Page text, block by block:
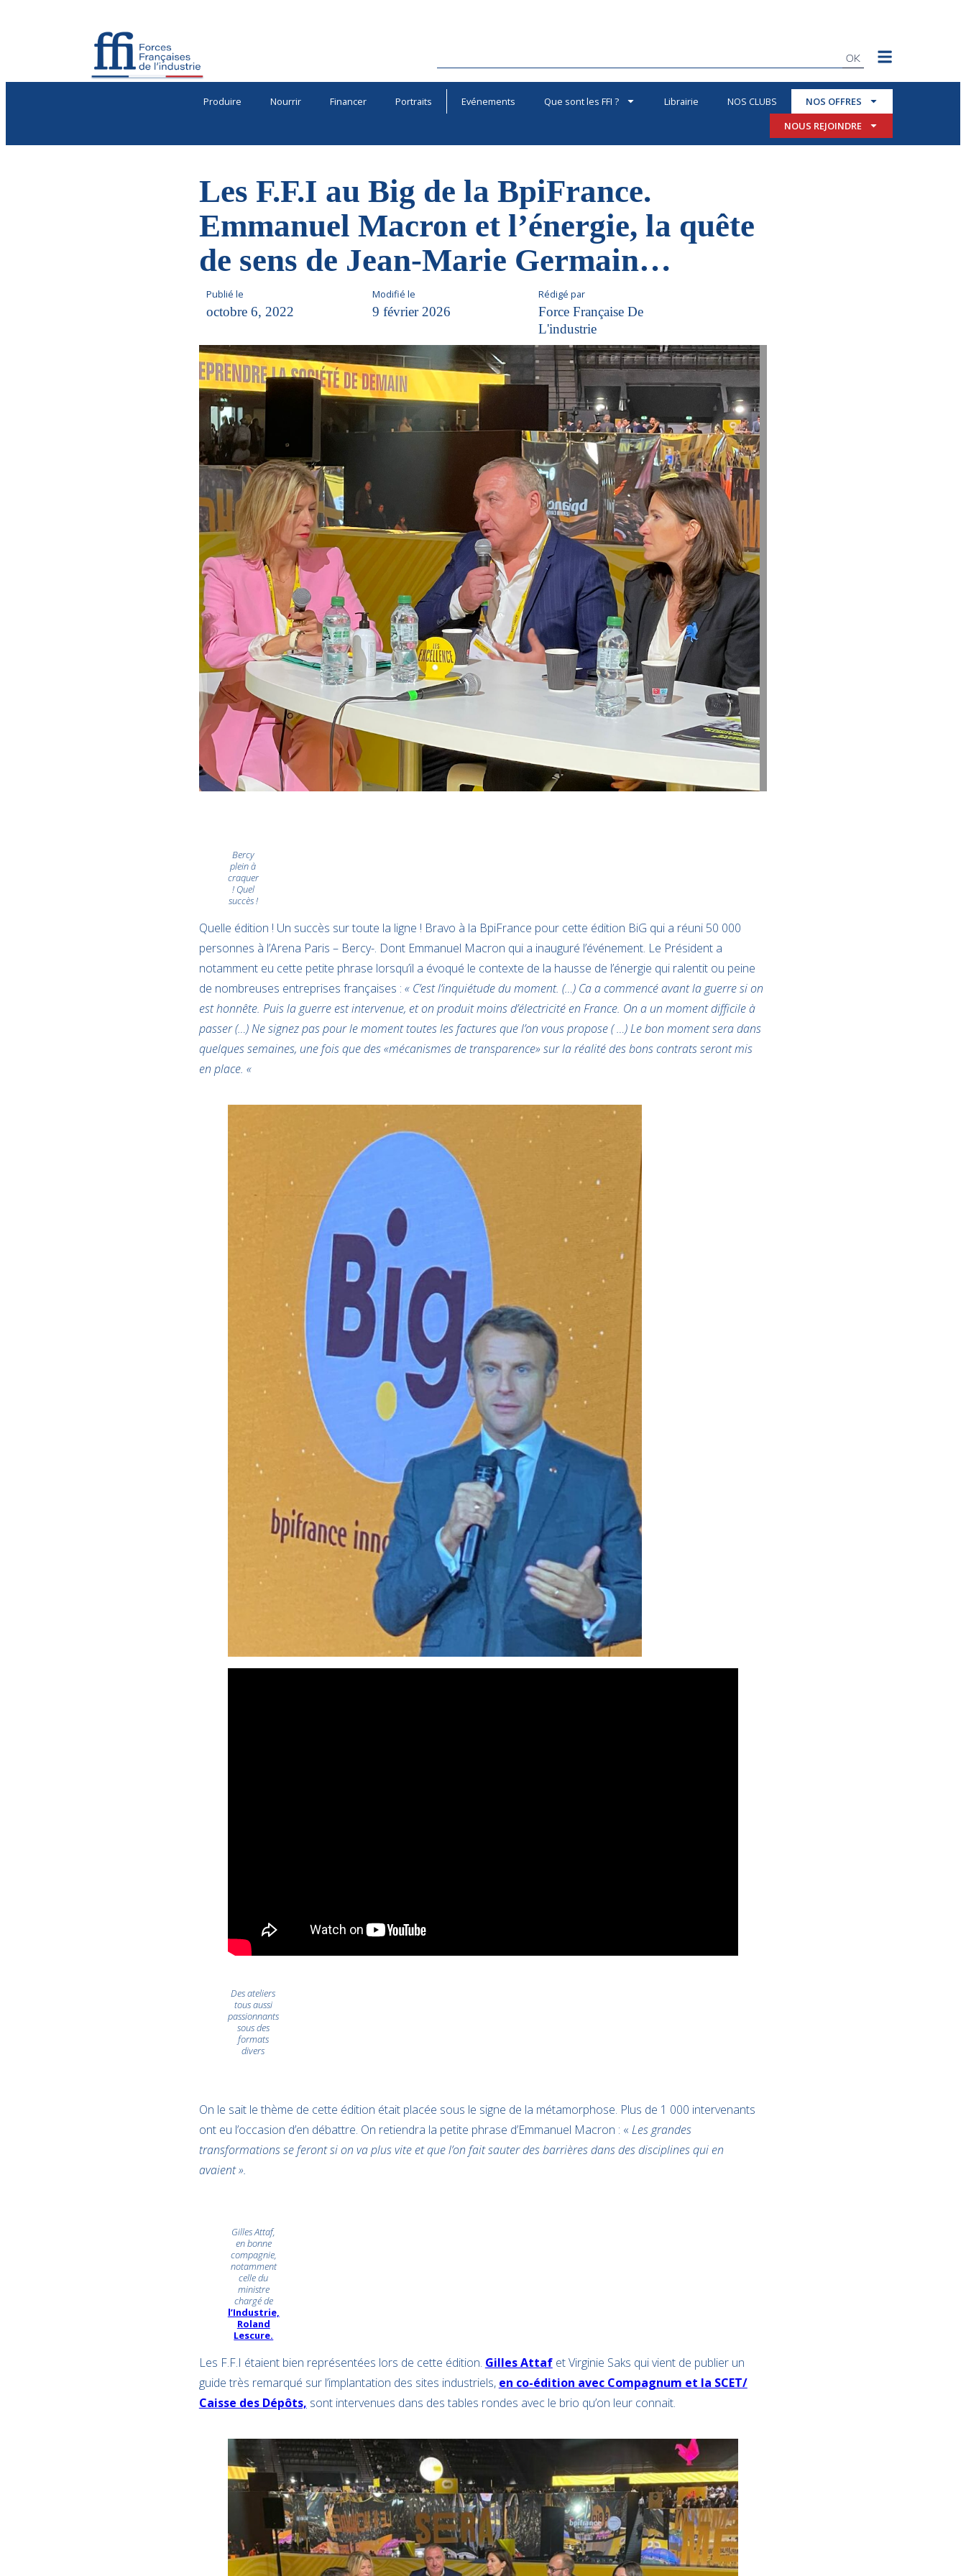
OK
Produire Nourrir Financer Portraits Evénements Que sont les FFI ? Librairie NOS CLUBS
NOS OFFRES
NOUS REJOINDRE
Les F.F.I au Big de la BpiFrance.
Emmanuel Macron et l’énergie, la quête
de sens de Jean-Marie Germain…
Publié le
octobre 6, 2022
Modifié le
9 février 2026
Rédigé par
Force Française De
L'industrie
Bercy
plein à
craquer
! Quel
succès !
Quelle édition ! Un succès sur toute la ligne ! Bravo à la BpiFrance pour cette édition BiG qui a réuni 50 000
personnes à l’Arena Paris – Bercy-. Dont Emmanuel Macron qui a inauguré l’événement. Le Président a
notamment eu cette petite phrase lorsqu’il a évoqué le contexte de la hausse de l’énergie qui ralentit ou peine
de nombreuses entreprises françaises : « C’est l’inquiétude du moment. (…) Ca a commencé avant la guerre si on
est honnête. Puis la guerre est intervenue, et on produit moins d’électricité en France. On a un moment difficile à
passer (…) Ne signez pas pour le moment toutes les factures que l’on vous propose ( …) Le bon moment sera dans
quelques semaines, une fois que des «mécanismes de transparence» sur la réalité des bons contrats seront mis
en place. «
Des ateliers
tous aussi
passionnants
sous des
formats
divers
On le sait le thème de cette édition était placée sous le signe de la métamorphose. Plus de 1 000 intervenants
ont eu l’occasion d’en débattre. On retiendra la petite phrase d’Emmanuel Macron : « Les grandes
transformations se feront si on va plus vite et que l’on fait sauter des barrières dans des disciplines qui en
avaient ».
Gilles Attaf,
en bonne
compagnie,
notamment
celle du
ministre
chargé de
l’Industrie,
Roland
Lescure.
Les F.F.I étaient bien représentées lors de cette édition. Gilles Attafet Virginie Saks qui vient de publier un
guide très remarqué sur l’implantation des sites industriels, en co-édition avec Compagnum et la SCET/
Caisse des Dépôts, sont intervenues dans des tables rondes avec le brio qu’on leur connait.